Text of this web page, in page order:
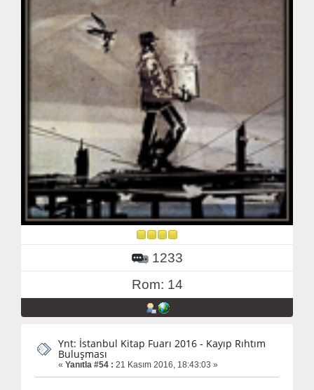
1233
Rom: 14
Ynt: İstanbul Kitap Fuarı 2016 - Kayıp Rıhtım
Buluşması
« Yanıtla #54 : 21 Kasım 2016, 18:43:03 »